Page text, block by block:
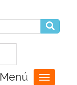
Menú
Toggle